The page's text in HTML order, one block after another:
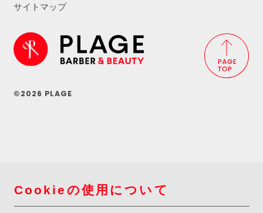
サイトマップ
©2026 PLAGE
Cookieの使用について